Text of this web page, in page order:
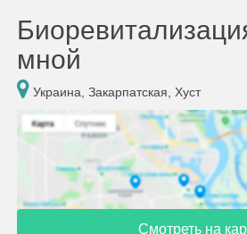
мной
Украина, Закарпатская, Хуст
Смотреть на